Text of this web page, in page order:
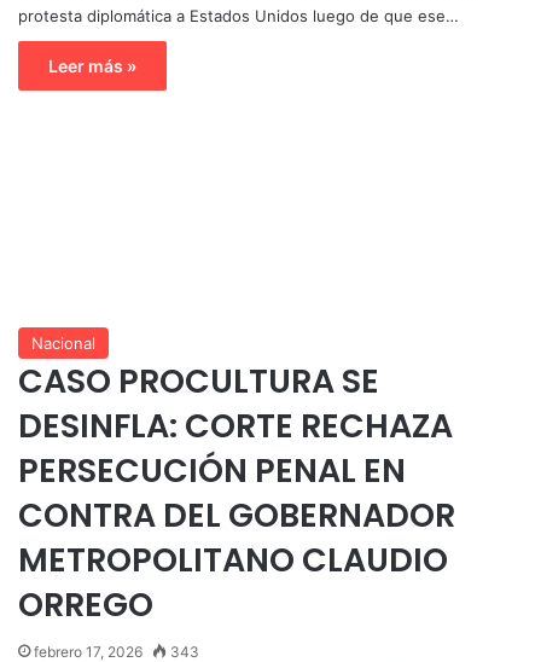
protesta diplomática a Estados Unidos luego de que ese…
Leer más »
Nacional
CASO PROCULTURA SE
DESINFLA: CORTE RECHAZA
PERSECUCIÓN PENAL EN
CONTRA DEL GOBERNADOR
METROPOLITANO CLAUDIO
ORREGO
febrero 17, 2026 343